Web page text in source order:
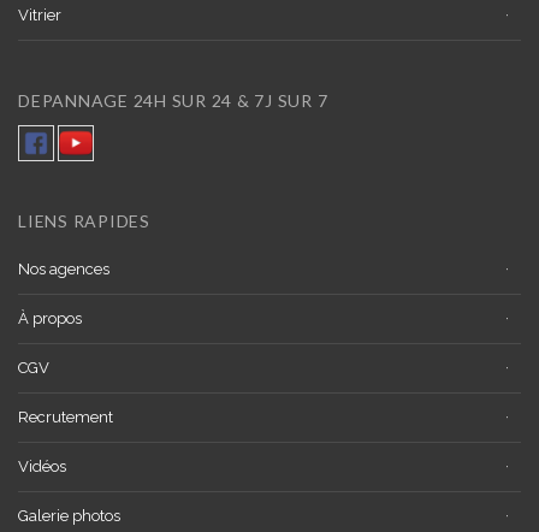
Vitrier
DEPANNAGE 24H SUR 24 & 7J SUR 7
LIENS RAPIDES
Nos agences
À propos
CGV
Recrutement
Vidéos
Galerie photos